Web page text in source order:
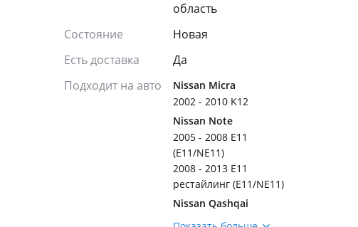
область
Состояние
Новая
Есть доставка
Да
Подходит на авто
Nissan Micra
2002 - 2010 K12
Nissan Note
2005 - 2008 E11
(E11/NE11)
2008 - 2013 E11
рестайлинг (E11/NE11)
Nissan Qashqai
2006 - 2010 1 поколение